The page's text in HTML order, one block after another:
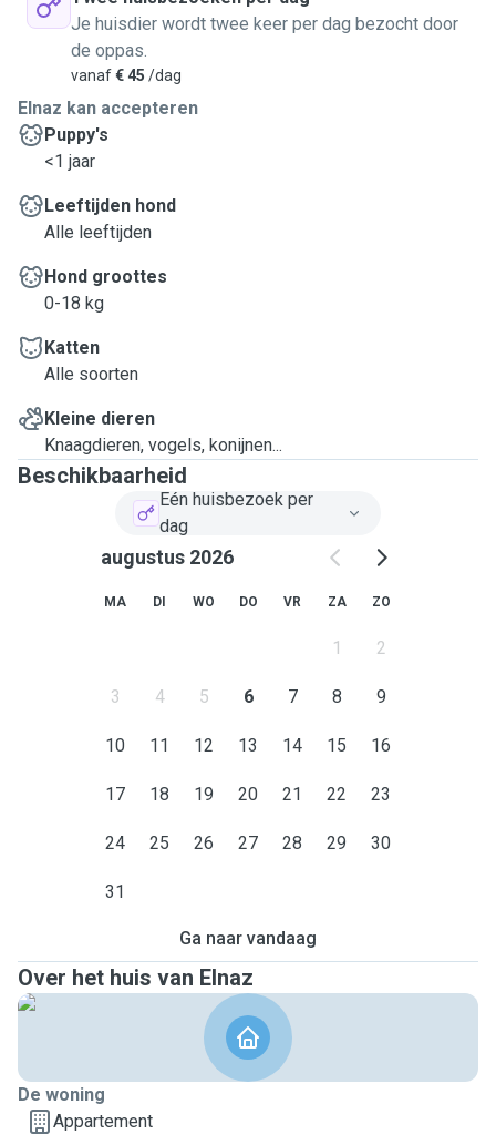
Je huisdier wordt twee keer per dag bezocht door
de oppas.
vanaf€ 45 /dag
Elnaz kan accepteren
Puppy's
<1 jaar
Leeftijden hond
Alle leeftijden
Hond groottes
0-18 kg
Katten
Alle soorten
Kleine dieren
Knaagdieren, vogels, konijnen...
Beschikbaarheid
Eén huisbezoek per
dag
augustus 2026
MA DI WO DO VR ZA ZO
1 2
3 4 5 6 7 8 9
10 11 12 13 14 15 16
17 18 19 20 21 22 23
24 25 26 27 28 29 30
31
Ga naar vandaag
Over het huis van Elnaz
De woning
Appartement